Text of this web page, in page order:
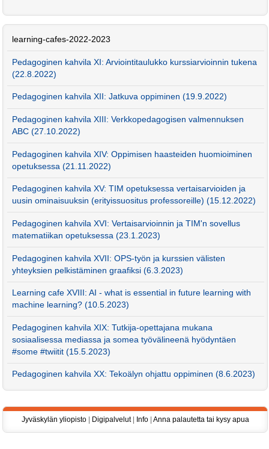
learning-cafes-2022-2023
Pedagoginen kahvila XI: Arviointitaulukko kurssiarvioinnin tukena
(22.8.2022)
Pedagoginen kahvila XII: Jatkuva oppiminen (19.9.2022)
Pedagoginen kahvila XIII: Verkkopedagogisen valmennuksen
ABC (27.10.2022)
Pedagoginen kahvila XIV: Oppimisen haasteiden huomioiminen
opetuksessa (21.11.2022)
Pedagoginen kahvila XV: TIM opetuksessa vertaisarvioiden ja
uusin ominaisuuksin (erityissuositus professoreille) (15.12.2022)
Pedagoginen kahvila XVI: Vertaisarvioinnin ja TIM'n sovellus
matematiikan opetuksessa (23.1.2023)
Pedagoginen kahvila XVII: OPS-työn ja kurssien välisten
yhteyksien pelkistäminen graafiksi (6.3.2023)
Learning cafe XVIII: AI - what is essential in future learning with
machine learning? (10.5.2023)
Pedagoginen kahvila XIX: Tutkija-opettajana mukana
sosiaalisessa mediassa ja somea työvälineenä hyödyntäen
#some #twiitit (15.5.2023)
Pedagoginen kahvila XX: Tekoälyn ohjattu oppiminen (8.6.2023)
Jyväskylän yliopisto| Digipalvelut| Info| Anna palautetta tai kysy apua